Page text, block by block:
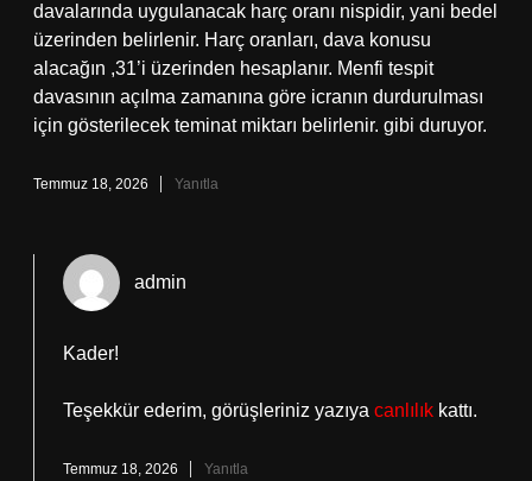
davalarında uygulanacak harç oranı nispidir, yani bedel
üzerinden belirlenir. Harç oranları, dava konusu
alacağın ,31’i üzerinden hesaplanır. Menfi tespit
davasının açılma zamanına göre icranın durdurulması
için gösterilecek teminat miktarı belirlenir. gibi duruyor.
Temmuz 18, 2026 Yanıtla
admin
Kader!
Teşekkür ederim, görüşleriniz yazıya canlılık kattı.
Temmuz 18, 2026 Yanıtla